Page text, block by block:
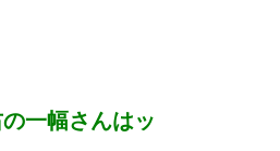
一幅さんはッ